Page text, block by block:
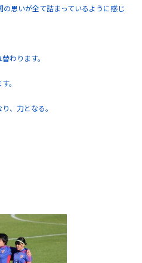
思いが全て詰まっているように感じ
わります。
。
、力となる。